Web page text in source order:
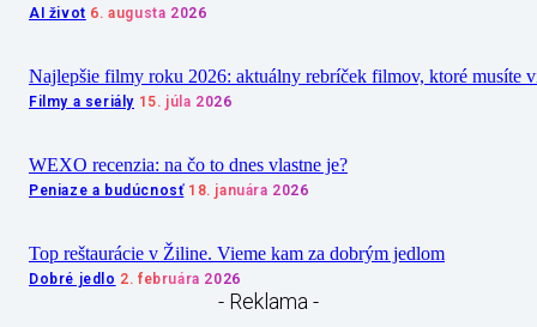
AI život 6. augusta 2026
Najlepšie filmy roku 2026: aktuálny rebríček filmov, ktoré musíte
Filmy a seriály 15. júla 2026
WEXO recenzia: na čo to dnes vlastne je?
Peniaze a budúcnosť 18. januára 2026
Top reštaurácie v Žiline. Vieme kam za dobrým jedlom
Dobré jedlo 2. februára 2026
- Reklama -